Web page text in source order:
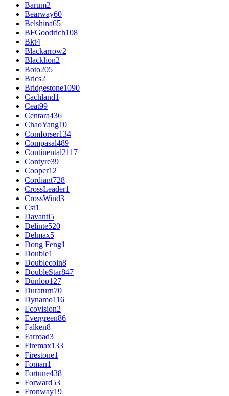
Barum2
Bearway60
Belshina65
BFGoodrich108
Bkt4
Blackarrow2
Blacklion2
Boto205
Brics2
Bridgestone1090
Cachland1
Ceat99
Centara436
ChaoYang10
Comforser134
Compasal489
Continental2117
Contyre39
Cooper12
Cordiant728
CrossLeader1
CrossWind3
Cst1
Davanti5
Delinte520
Delmax5
Dong Feng1
Double1
Doublecoin8
DoubleStar847
Dunlop127
Duraturn70
Dynamo116
Ecovision2
Evergreen86
Falken8
Farroad3
Firemax133
Firestone1
Foman1
Fortune438
Forward53
Fronway19